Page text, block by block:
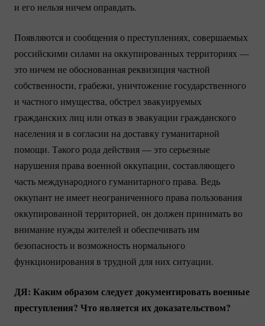
и его нельзя ничем оправдать.
Появляются и сообщения о преступлениях, совершаемых
российскими силами на оккупированных территориях —
это ничем не обоснованная реквизиция частной
собственности, грабежи, уничтожение государственного
и частного имущества, обстрел эвакуируемых
гражданских лиц или отказ в эвакуации гражданского
населения и в согласии на доставку гуманитарной
помощи. Такого рода действия — это серьезные
нарушения права военной оккупации, составляющего
часть международного гуманитарного права. Ведь
оккупант не имеет неограниченного права пользования
оккупированной территорией, он должен принимать во
внимание нужды жителей и обеспечивать им
безопасность и возможность нормального
функционирования в трудной для них ситуации.
ДЯ: Каким образом следует документировать военные
преступления? Что является их доказательством?